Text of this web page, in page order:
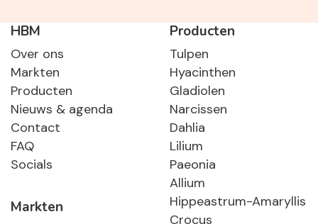
HBM
Over ons
Markten
Producten
Nieuws & agenda
Contact
FAQ
Socials
Markten
Producten
Tulpen
Hyacinthen
Gladiolen
Narcissen
Dahlia
Lilium
Paeonia
Allium
Hippeastrum-Amaryllis
Crocus